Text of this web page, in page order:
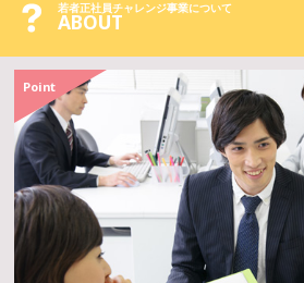
若者正社員チャレンジ事業について
ABOUT
Point